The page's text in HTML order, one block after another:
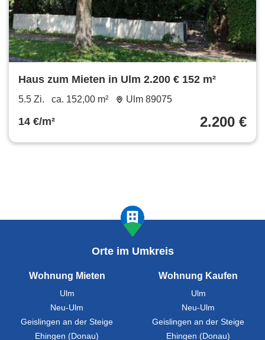
Haus zum Mieten in Ulm 2.200 € 152 m²
5.5 Zi. ca. 152,00 m² Ulm 89075
14 €/m² 2.200 €
Orte im Umkreis
Wohnung Mieten
Ulm
Neu-Ulm
Geislingen an der Steige
Ehingen (Donau)
Wohnung Kaufen
Ulm
Neu-Ulm
Geislingen an der Steige
Ehingen (Donau)